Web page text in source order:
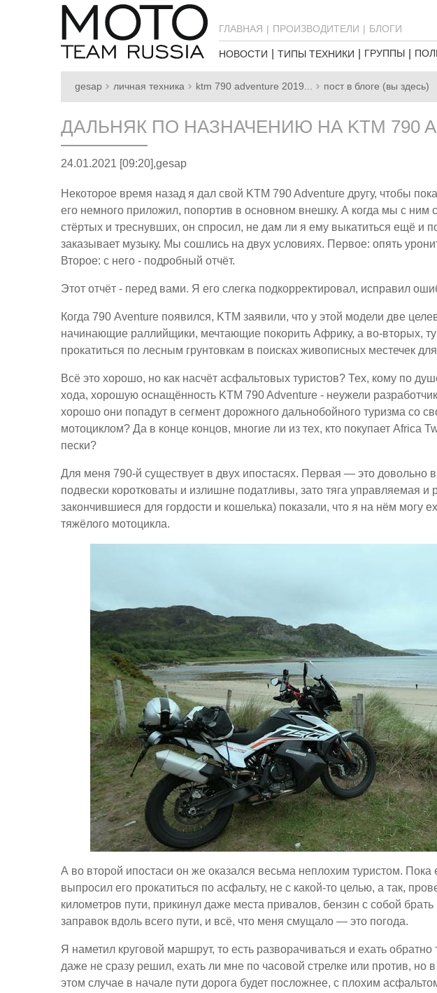
ГЛАВНАЯ ПРОИЗВОДИТЕЛИ БЛОГИ
НОВОСТИ ТИПЫ ТЕХНИКИ ГРУППЫ
gesap личная техника ktm 790 adventure 2019... пост в блоге (вы здесь)
ДАЛЬНЯК ПО НАЗНАЧЕНИЮ НА KTM 790
24.01.2021 [09:20],gesap
Некоторое время назад я дал свой KTM 790 Adventure другу, чтобы
его немного приложил, попортив в основном внешку. А когда мы с ним
стёртых и треснувших, он спросил, не дам ли я ему выкатиться ещё и
заказывает музыку. Мы сошлись на двух условиях. Первое: опять
Второе: с него - подробный отчёт.
Этот отчёт - перед вами. Я его слегка подкорректировал, исправил
Когда 790 Aventure появился, KTM заявили, что у этой модели две
начинающие раллийщики, мечтающие покорить Африку, а во-вторых,
прокатиться по лесным грунтовкам в поисках живописных местечек
Всё это хорошо, но как насчёт асфальтовых туристов? Тех, кому по
хода, хорошую оснащённость KTM 790 Adventure - неужели
хорошо они попадут в сегмент дорожного дальнобойного туризма со
мотоциклом? Да в конце концов, многие ли из тех, кто покупает Africa
пески?
Для меня 790-й существует в двух ипостасях. Первая — это довольно
подвески коротковаты и излишне податливы, зато тяга управляемая
закончившиеся для гордости и кошелька) показали, что я на нём могу
тяжёлого мотоцикла.
А во второй ипостаси он же оказался весьма неплохим туристом. Пока
выпросил его прокатиться по асфальту, не с какой-то целью, а так,
километров пути, прикинул даже места привалов, бензин с собой
заправок вдоль всего пути, и всё, что меня смущало — это погода.
Я наметил круговой маршрут, то есть разворачиваться и ехать
даже не сразу решил, ехать ли мне по часовой стрелке или против, но
этом случае в начале пути дорога будет посложнее, с плохим